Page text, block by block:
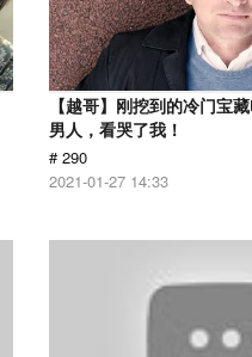
【越哥】刚挖到的冷门宝
男人，看哭了我！
# 290
2021-01-27 14:33